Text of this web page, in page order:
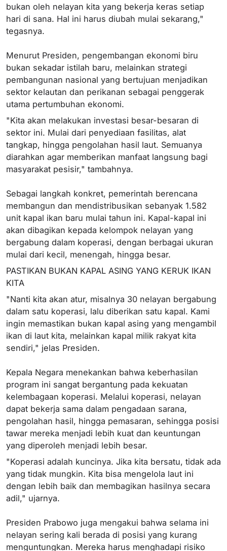
bukan oleh nelayan kita yang bekerja keras setiap
hari di sana. Hal ini harus diubah mulai sekarang,"
tegasnya.
Menurut Presiden, pengembangan ekonomi biru
bukan sekadar istilah baru, melainkan strategi
pembangunan nasional yang bertujuan menjadikan
sektor kelautan dan perikanan sebagai penggerak
utama pertumbuhan ekonomi.
"Kita akan melakukan investasi besar-besaran di
sektor ini. Mulai dari penyediaan fasilitas, alat
tangkap, hingga pengolahan hasil laut. Semuanya
diarahkan agar memberikan manfaat langsung bagi
masyarakat pesisir," tambahnya.
Sebagai langkah konkret, pemerintah berencana
membangun dan mendistribusikan sebanyak 1.582
unit kapal ikan baru mulai tahun ini. Kapal-kapal ini
akan dibagikan kepada kelompok nelayan yang
bergabung dalam koperasi, dengan berbagai ukuran
mulai dari kecil, menengah, hingga besar.
PASTIKAN BUKAN KAPAL ASING YANG KERUK IKAN
KITA
"Nanti kita akan atur, misalnya 30 nelayan bergabung
dalam satu koperasi, lalu diberikan satu kapal. Kami
ingin memastikan bukan kapal asing yang mengambil
ikan di laut kita, melainkan kapal milik rakyat kita
sendiri," jelas Presiden.
Kepala Negara menekankan bahwa keberhasilan
program ini sangat bergantung pada kekuatan
kelembagaan koperasi. Melalui koperasi, nelayan
dapat bekerja sama dalam pengadaan sarana,
pengolahan hasil, hingga pemasaran, sehingga posisi
tawar mereka menjadi lebih kuat dan keuntungan
yang diperoleh menjadi lebih besar.
"Koperasi adalah kuncinya. Jika kita bersatu, tidak ada
yang tidak mungkin. Kita bisa mengelola laut ini
dengan lebih baik dan membagikan hasilnya secara
adil," ujarnya.
Presiden Prabowo juga mengakui bahwa selama ini
nelayan sering kali berada di posisi yang kurang
menguntungkan. Mereka harus menghadapi risiko